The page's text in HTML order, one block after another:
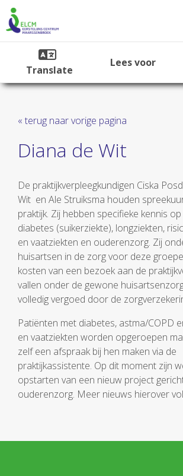
Translate
Lees voor
« terug naar vorige pagina
Diana de Wit
De praktijkverpleegkundigen Ciska
Wit en Ale Struiksma houden
praktijk. Zij hebben specifieke kennis
diabetes (suikerziekte), longziekten,
en vaatziekten en ouderenzorg. Zij
huisartsen in de zorg voor deze
kosten van een bezoek aan de
vallen onder de gewone
volledig vergoed door de
Patiënten met diabetes, astma/COPD
en vaatziekten worden opgeroepen
zelf een afspraak bij hen maken via de
praktijkassistente. Op dit moment zijn
opstarten van een nieuw project
ouderenzorg. Meer nieuws hierover